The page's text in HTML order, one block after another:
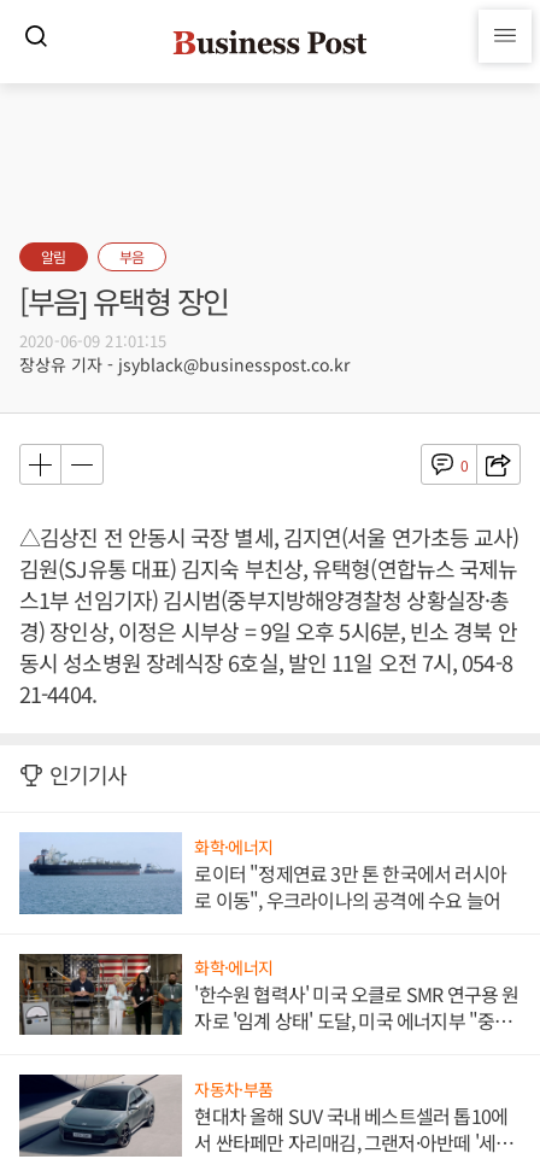
알림 부음
[부음] 유택형 장인
2020-06-09 21:01:15
장상유 기자 - jsyblack@businesspost.co.kr
0
△김상진 전 안동시 국장 별세, 김지연(서울 연가초등 교사)
김원(SJ유통 대표) 김지숙 부친상, 유택형(연합뉴스 국제뉴
스1부 선임기자) 김시범(중부지방해양경찰청 상황실장·총
경) 장인상, 이정은 시부상 = 9일 오후 5시6분, 빈소 경북 안
동시 성소병원 장례식장 6호실, 발인 11일 오전 7시, 054-8
21-4404.
인기기사
화학·에너지
로이터 "정제연료 3만 톤 한국에서 러시아
로 이동", 우크라이나의 공격에 수요 늘어
화학·에너지
'한수원 협력사' 미국 오클로 SMR 연구용 원
자로 '임계 상태' 도달, 미국 에너지부 "중요
자동차·부품
현대차 올해 SUV 국내 베스트셀러 톱10에
서 싼타페만 자리매김, 그랜저·아반떼 '세단